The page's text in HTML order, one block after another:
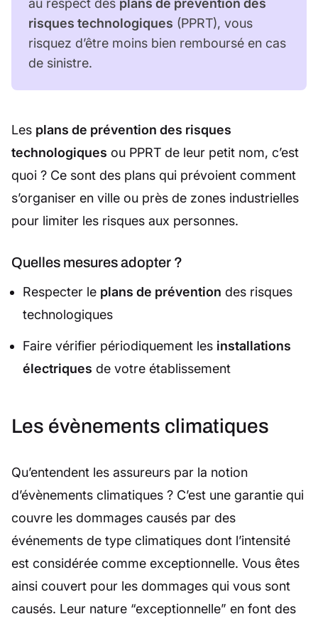
risques technologiques (PPRT), vous
risquez d’être moins bien remboursé en cas
de sinistre.
Les plans de prévention des risques
technologiques ou PPRT de leur petit nom, c’est
quoi ? Ce sont des plans qui prévoient comment
s’organiser en ville ou près de zones industrielles
pour limiter les risques aux personnes.
Quelles mesures adopter ?
Respecter le plans de prévention des risques
technologiques
Faire vérifier périodiquement les installations
électriques de votre établissement
Les évènements climatiques
Qu’entendent les assureurs par la notion
d’évènements climatiques ? C’est une garantie qui
couvre les dommages causés par des
événements de type climatiques dont l’intensité
est considérée comme exceptionnelle. Vous êtes
ainsi couvert pour les dommages qui vous sont
causés. Leur nature “exceptionnelle” en font des